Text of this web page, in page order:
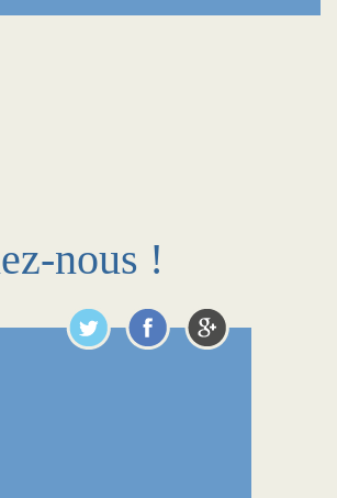
nous !